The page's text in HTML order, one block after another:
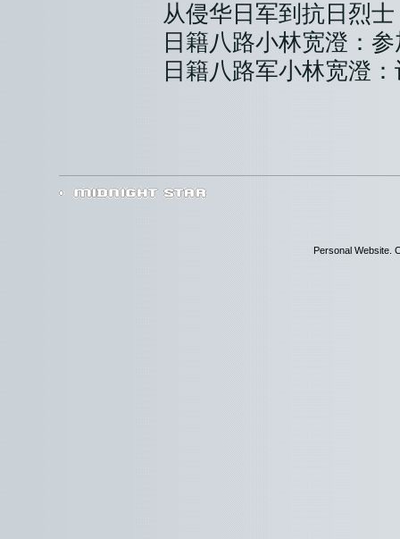
从侵华日军到抗日烈
日籍八路小林宽澄：
日籍八路军小林宽澄
Personal Website.